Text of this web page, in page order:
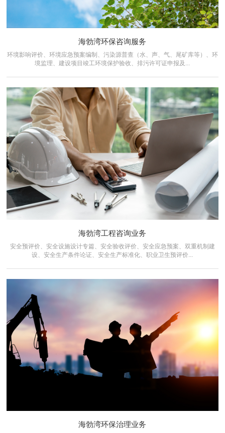
海勃湾环保咨询服务
环境影响评价、环境应急预案编制、污染源普查（水、声、气、尾矿库等）、环
境监理、建设项目竣工环境保护验收、排污许可证申报及...
海勃湾工程咨询业务
安全预评价、安全设施设计专篇、安全验收评价、安全应急预案、双重机制建
设、安全生产条件论证、安全生产标准化、职业卫生预评价...
海勃湾环保治理业务